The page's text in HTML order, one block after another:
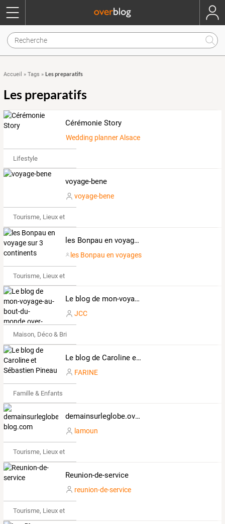
Accueil » Tags » Les preparatifs
Les preparatifs
Cérémonie Story
Wedding planner Alsace - Cérémonie Story
Lifestyle
voyage-bene
voyage-bene
Tourisme, Lieux et Événements
les Bonpau en voyage sur 3 continents
les Bonpau en voyages
Tourisme, Lieux et Événements
Le blog de mon-voyage-au-bout-du-monde.over-blog.com
JCC
Maison, Déco & Bricolage
Le blog de Caroline et Sébastien Pineau
FARINE
Famille & Enfants
demainsurleglobe.over-blog.com
lamoun
Tourisme, Lieux et Événements
Reunion-de-service
reunion-de-service
Tourisme, Lieux et Événements